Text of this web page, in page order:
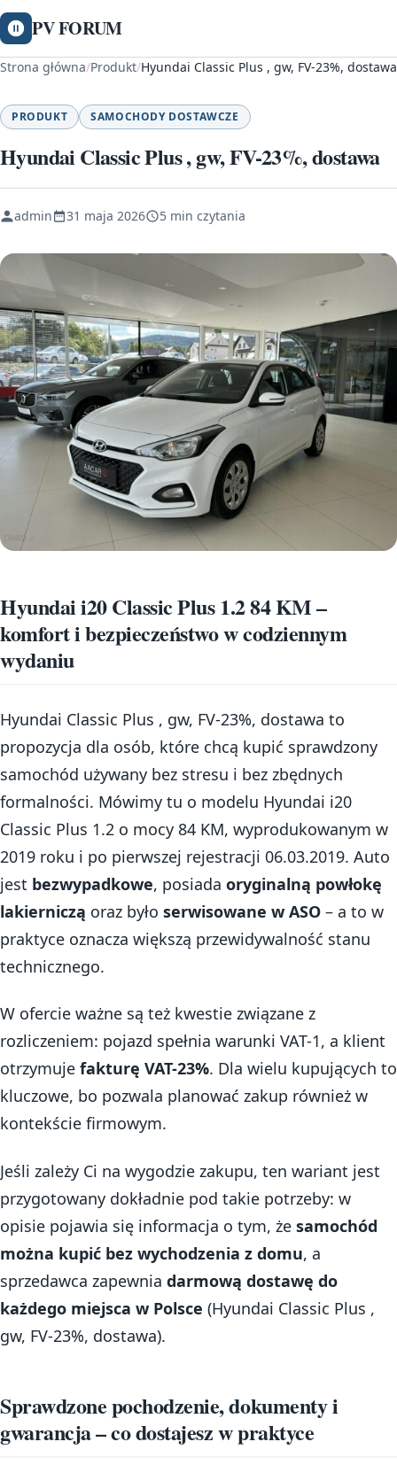
PV FORUM
Strona główna/Produkt/Hyundai Classic Plus , gw, FV-23%, dostawa
PRODUKT SAMOCHODY DOSTAWCZE
Hyundai Classic Plus , gw, FV-23%, dostawa
admin 31 maja 2026 5 min czytania
Hyundai i20 Classic Plus 1.2 84 KM –
komfort i bezpieczeństwo w codziennym
wydaniu
Hyundai Classic Plus , gw, FV-23%, dostawa to
propozycja dla osób, które chcą kupić sprawdzony
samochód używany bez stresu i bez zbędnych
formalności. Mówimy tu o modelu Hyundai i20
Classic Plus 1.2 o mocy 84 KM, wyprodukowanym w
2019 roku i po pierwszej rejestracji 06.03.2019. Auto
jest bezwypadkowe, posiada oryginalną powłokę
lakierniczą oraz było serwisowane w ASO – a to w
praktyce oznacza większą przewidywalność stanu
technicznego.
W ofercie ważne są też kwestie związane z
rozliczeniem: pojazd spełnia warunki VAT-1, a klient
otrzymuje fakturę VAT-23%. Dla wielu kupujących to
kluczowe, bo pozwala planować zakup również w
kontekście firmowym.
Jeśli zależy Ci na wygodzie zakupu, ten wariant jest
przygotowany dokładnie pod takie potrzeby: w
opisie pojawia się informacja o tym, że samochód
można kupić bez wychodzenia z domu, a
sprzedawca zapewnia darmową dostawę do
każdego miejsca w Polsce (Hyundai Classic Plus ,
gw, FV-23%, dostawa).
Sprawdzone pochodzenie, dokumenty i
gwarancja – co dostajesz w praktyce